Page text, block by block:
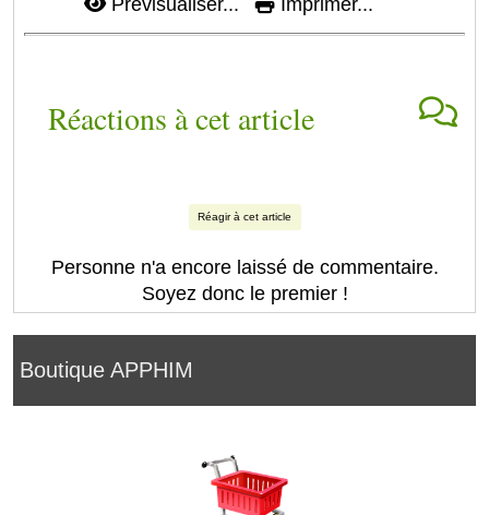
Boutique APPHIM
Réactions à cet article
Réagir à cet article
Personne n'a encore laissé de commentaire.
Soyez donc le premier !